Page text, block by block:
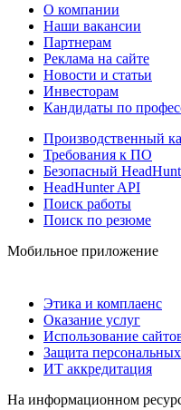
О компании
Наши вакансии
Партнерам
Реклама на сайте
Новости и статьи
Инвесторам
Кандидаты по
Производственный
Требования к ПО
Безопасный
HeadHunter API
Поиск работы
Поиск по резюме
Мобильное приложение
Этика и комплаенс
Оказание услуг
Использование
Защита
ИТ аккредитация
На информационном